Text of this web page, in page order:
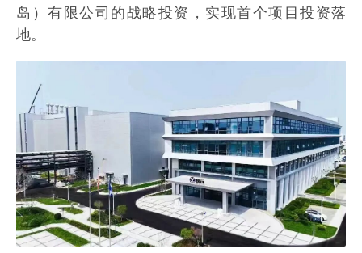
岛）有限公司的战略投资，实现首个项目投资落
地。